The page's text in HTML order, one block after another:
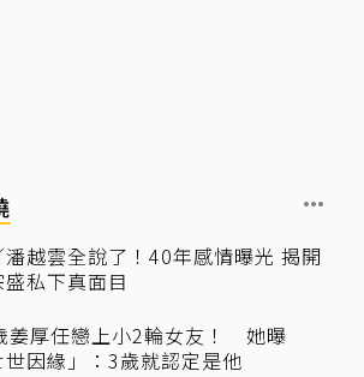
潘越雲全說了！40年感情曝光 揭開
私下真面目
姜厚任戀上小2輪女友！ 她曝
世因緣」：3歲就認定是他